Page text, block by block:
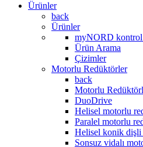
Ürünler
back
Ürünler
myNORD kontrol
Ürün Arama
Çizimler
Motorlu Redüktörler
back
Motorlu
DuoDrive
Helisel motorlu
Paralel motorlu
Helisel konik
Sonsuz vidalı